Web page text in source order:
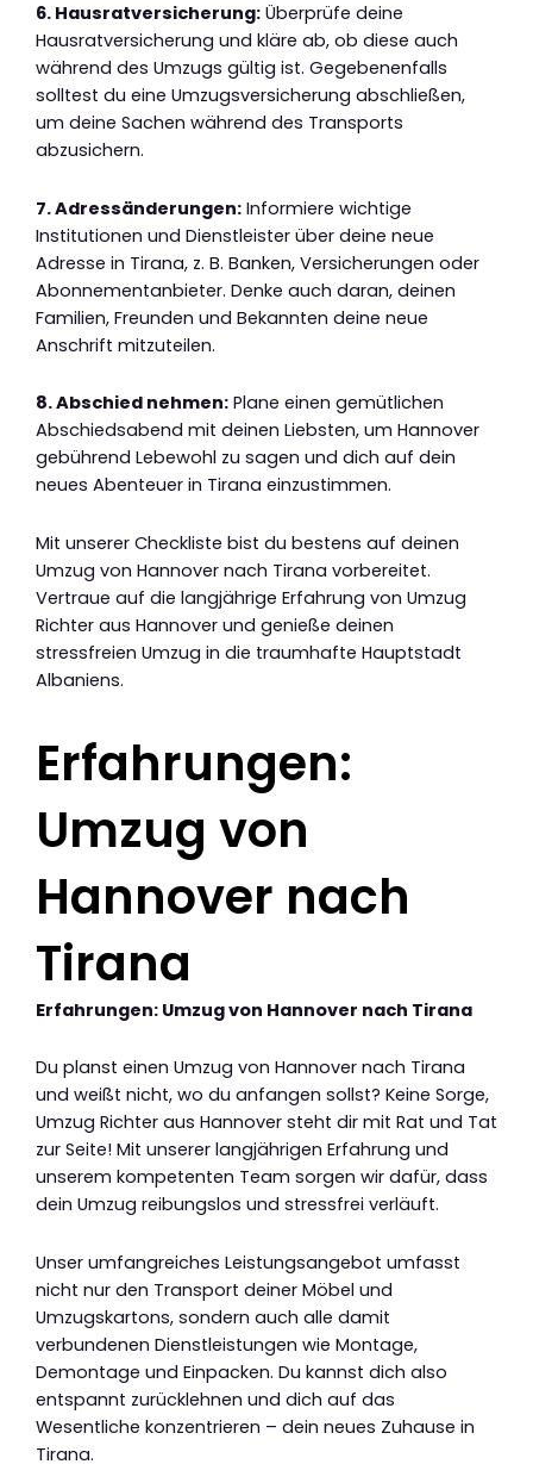
6. Hausratversicherung: Überprüfe deine
Hausratversicherung und kläre ab, ob diese auch
während des Umzugs gültig ist. Gegebenenfalls
solltest du eine Umzugsversicherung abschließen,
um deine Sachen während des Transports
abzusichern.
7. Adressänderungen: Informiere wichtige
Institutionen und Dienstleister über deine neue
Adresse in Tirana, z. B. Banken, Versicherungen oder
Abonnementanbieter. Denke auch daran, deinen
Familien, Freunden und Bekannten deine neue
Anschrift mitzuteilen.
8. Abschied nehmen: Plane einen gemütlichen
Abschiedsabend mit deinen Liebsten, um Hannover
gebührend Lebewohl zu sagen und dich auf dein
neues Abenteuer in Tirana einzustimmen.
Mit unserer Checkliste bist du bestens auf deinen
Umzug von Hannover nach Tirana vorbereitet.
Vertraue auf die langjährige Erfahrung von Umzug
Richter aus Hannover und genieße deinen
stressfreien Umzug in die traumhafte Hauptstadt
Albaniens.
Erfahrungen:
Umzug von
Hannover nach
Tirana
Erfahrungen: Umzug von Hannover nach Tirana
Du planst einen Umzug von Hannover nach Tirana
und weißt nicht, wo du anfangen sollst? Keine Sorge,
Umzug Richter aus Hannover steht dir mit Rat und Tat
zur Seite! Mit unserer langjährigen Erfahrung und
unserem kompetenten Team sorgen wir dafür, dass
dein Umzug reibungslos und stressfrei verläuft.
Unser umfangreiches Leistungsangebot umfasst
nicht nur den Transport deiner Möbel und
Umzugskartons, sondern auch alle damit
verbundenen Dienstleistungen wie Montage,
Demontage und Einpacken. Du kannst dich also
entspannt zurücklehnen und dich auf das
Wesentliche konzentrieren – dein neues Zuhause in
Tirana.